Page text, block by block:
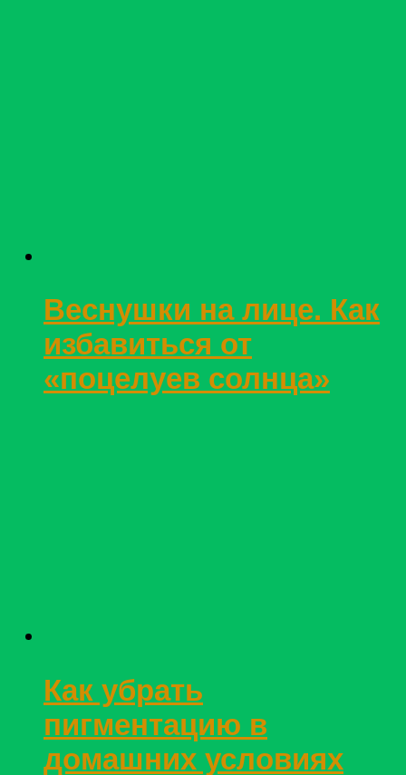
Веснушки на лице. Как
избавиться от
«поцелуев солнца»
Как убрать
пигментацию в
домашних условиях